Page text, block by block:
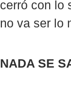
cerró con lo
no va ser lo
NADA SE